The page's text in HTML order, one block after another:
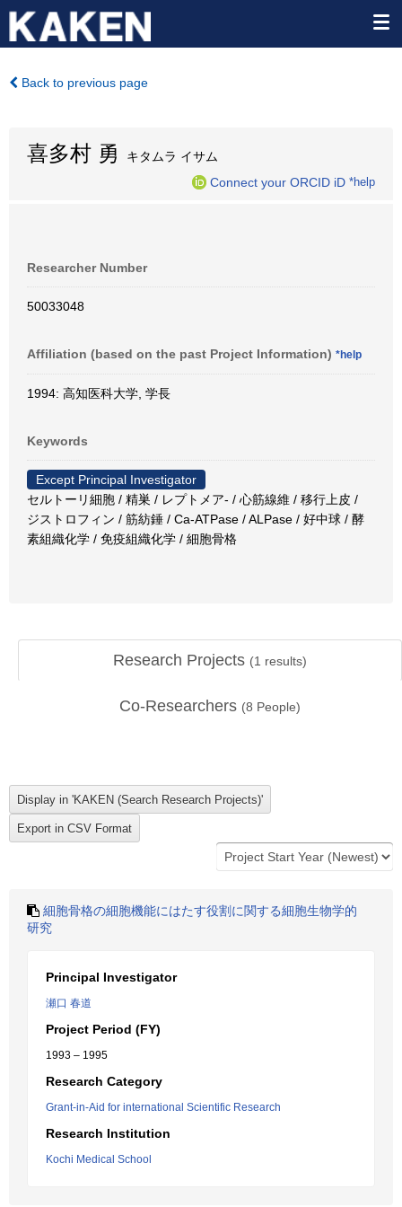
Back to previous page
喜多村 勇
キタムラ イサム
Connect your ORCID iD *help
Researcher Number
50033048
Affiliation (based on the past Project Information) *help
1994: 高知医科大学, 学長
Keywords
Except Principal Investigator
セルトーリ細胞 / 精巣 / レプトメア- / 心筋線維 / 移行上皮 /
ジストロフィン / 筋紡錘 / Ca-ATPase / ALPase / 好中球 / 酵
素組織化学 / 免疫組織化学 / 細胞骨格
Research Projects (1 results)
Co-Researchers (8 People)
細胞骨格の細胞機能にはたす役割に関する細胞生物学的
研究
Principal Investigator
瀬口 春道
Project Period (FY)
1993 – 1995
Research Category
Grant-in-Aid for international Scientific Research
Research Institution
Kochi Medical School